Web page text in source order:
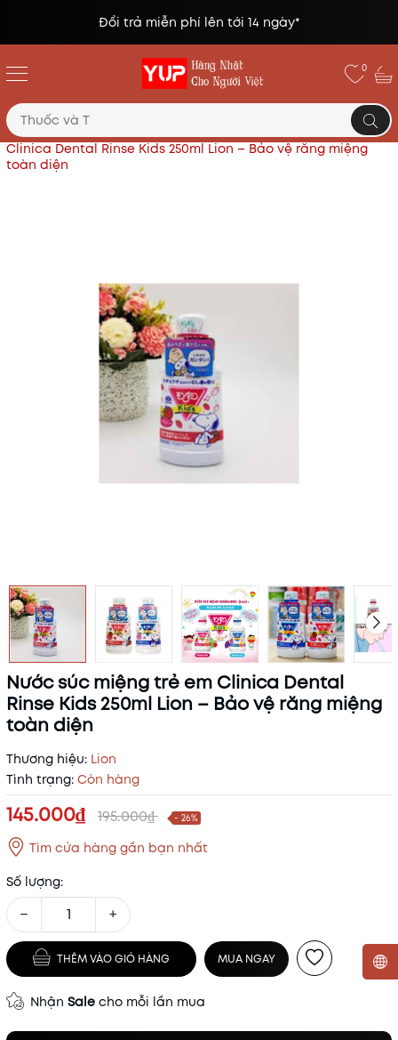
Đổi trả miễn phí lên tới 14 ngày*
0
Trang chủ Sản phẩm cho bé
Nước súc miệng trẻ em
Clinica Dental Rinse Kids 250ml Lion – Bảo vệ răng miệng
toàn diện
Nước súc miệng trẻ em Clinica Dental
Rinse Kids 250ml Lion – Bảo vệ răng miệng
toàn diện
Thương hiệu: Lion
Tình trạng: Còn hàng
145.000₫ 195.000₫ - 26%
Tìm cửa hàng gần bạn nhất
Số lượng:
− +
THÊM VÀO GIỎ HÀNG MUA NGAY
Nhận Sale cho mỗi lần mua
Mã khuyến mãi: